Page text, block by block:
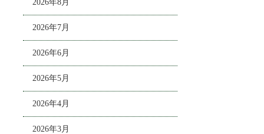
2026年8月
2026年7月
2026年6月
2026年5月
2026年4月
2026年3月